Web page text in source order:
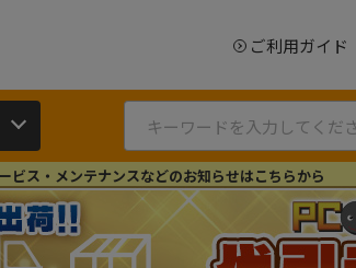
ご利用ガイド
ビス・メンテナンスなどのお知らせはこちらから